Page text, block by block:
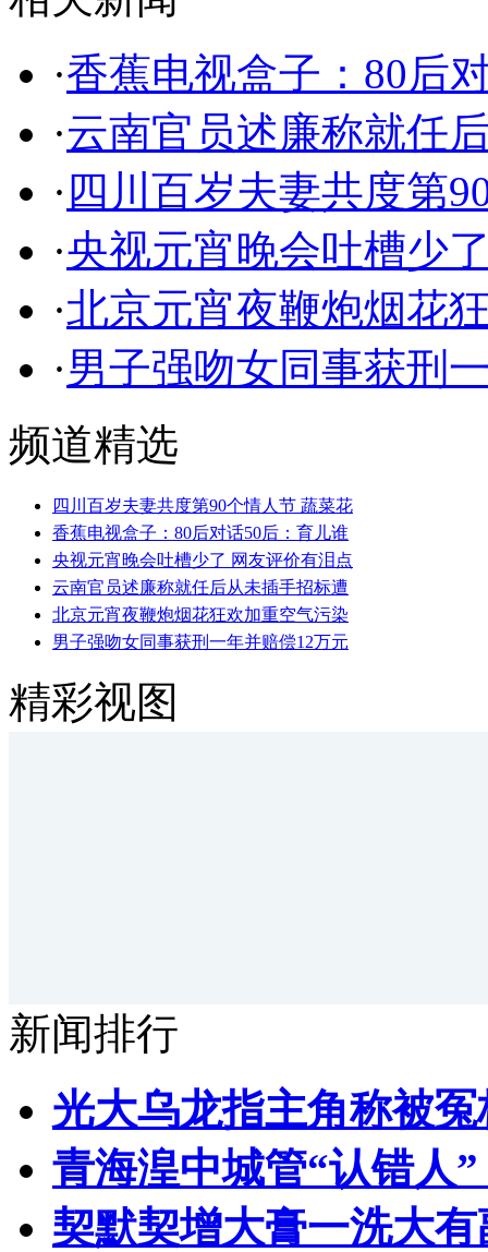
·香蕉电视盒子：80后
·云南官员述廉称就任
· 四川百岁夫妻共度第
·央视元宵晚会吐槽少
·北京元宵夜鞭炮烟花
·男子强吻女同事获刑
频道精选
四川百岁夫妻共度第90个情人节 蔬菜花
香蕉电视盒子：80后对话50后：育儿谁
央视元宵晚会吐槽少了 网友评价有泪点
云南官员述廉称就任后从未插手招标遭
北京元宵夜鞭炮烟花狂欢加重空气污染
男子强吻女同事获刑一年并赔偿12万元
精彩视图
新闻排行
光大乌龙指主角称被
青海湟中城管“认错人
契默契增大膏一洗大